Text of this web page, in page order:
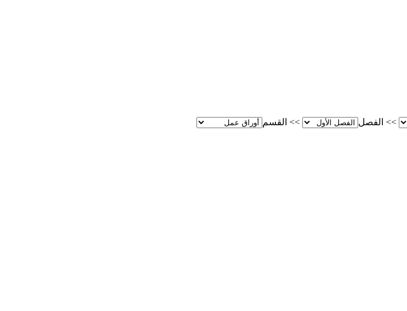
>> الفصل >> القسم